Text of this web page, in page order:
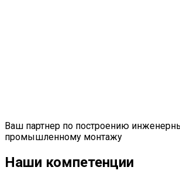
Ваш партнер по построению
промышленному монтажу
Наши компетенции